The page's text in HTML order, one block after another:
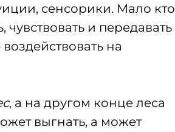
сенсорики. Мало кто
чувствовать и передавать
на
, а на другом конце леса
выгнать, а может